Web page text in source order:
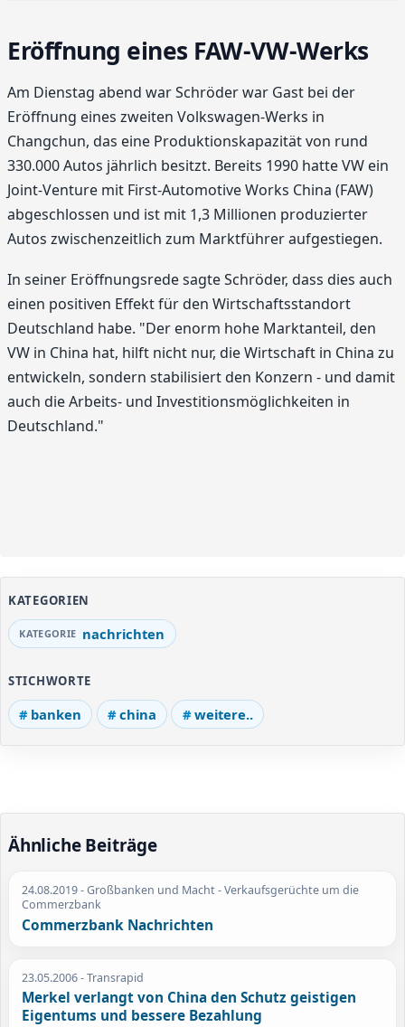
Eröffnung eines FAW-VW-Werks
Am Dienstag abend war Schröder war Gast bei der
Eröffnung eines zweiten Volkswagen-Werks in
Changchun, das eine Produktionskapazität von rund
330.000 Autos jährlich besitzt. Bereits 1990 hatte VW ein
Joint-Venture mit First-Automotive Works China (FAW)
abgeschlossen und ist mit 1,3 Millionen produzierter
Autos zwischenzeitlich zum Marktführer aufgestiegen.
In seiner Eröffnungsrede sagte Schröder, dass dies auch
einen positiven Effekt für den Wirtschaftsstandort
Deutschland habe. "Der enorm hohe Marktanteil, den
VW in China hat, hilft nicht nur, die Wirtschaft in China zu
entwickeln, sondern stabilisiert den Konzern - und damit
auch die Arbeits- und Investitionsmöglichkeiten in
Deutschland."
KATEGORIEN
nachrichten
STICHWORTE
banken china weitere..
Ähnliche Beiträge
24.08.2019- Großbanken und Macht - Verkaufsgerüchte um die
Commerzbank
Commerzbank Nachrichten
23.05.2006- Transrapid
Merkel verlangt von China den Schutz geistigen
Eigentums und bessere Bezahlung